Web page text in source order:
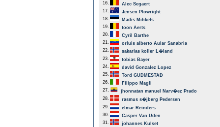
16.
Alec Segaert
17.
Jensen Plowright
18.
Madis Mihkels
19.
toon Aerts
20.
Cyril Barthe
21.
orluis alberto Aular Sanabria
22.
sakarias koller L�land
23.
tobias Bayer
24.
david Gonzalez Lopez
25.
Tord GUDMESTAD
26.
Filippo Magli
27.
jhonnatan manuel Narv�ez Prado
28.
rasmus s�jberg Pedersen
29.
elmar Reinders
30.
Casper Van Uden
31.
johannes Kulset